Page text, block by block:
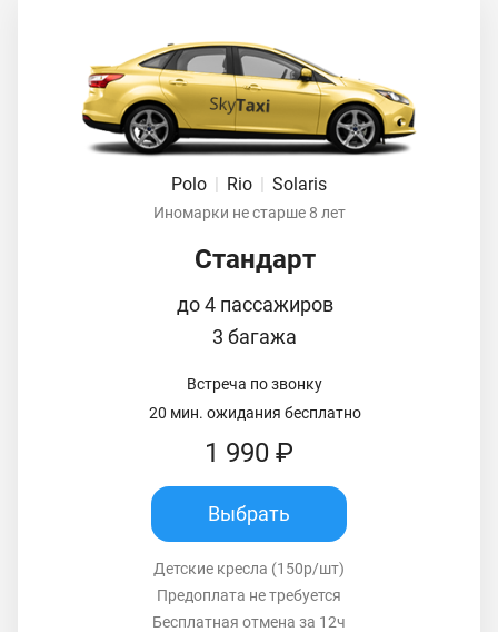
Polo | Rio | Solaris
Иномарки не старше 8 лет
Стандарт
до 4 пассажиров
3 багажа
Встреча по звонку
20 мин. ожидания бесплатно
1 990 ₽
Выбрать
Детские кресла (150р/шт)
Предоплата не требуется
Бесплатная отмена за 12ч